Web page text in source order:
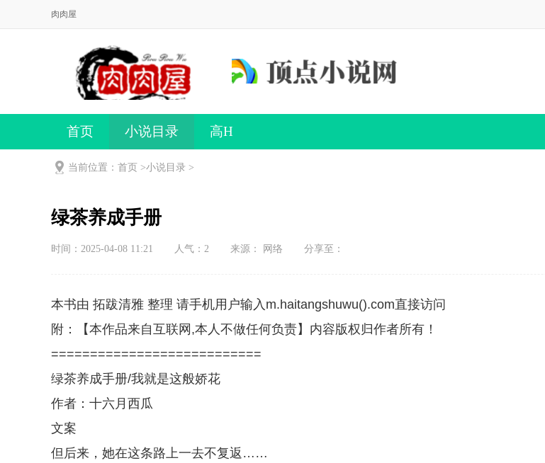
肉肉屋
首页 小说目录 高H
当前位置：首页 >小说目录 >
绿茶养成手册
时间：2025-04-08 11:21 人气： 2 来源： 网络 分享至：
本书由 拓跋清雅 整理 请手机用户输入m.haitangshuwu().com直接访问
附：【本作品来自互联网,本人不做任何负责】内容版权归作者所有！
===========================
绿茶养成手册/我就是这般娇花
作者：十六月西瓜
文案
但后来，她在这条路上一去不复返……